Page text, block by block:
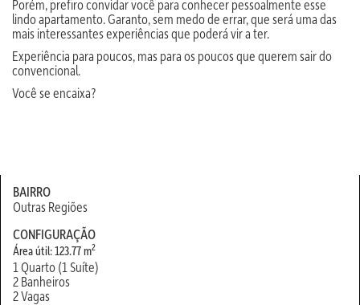
Porém, prefiro convidar você para conhecer pessoalmente esse
lindo apartamento. Garanto, sem medo de errar, que será uma das
mais interessantes experiências que poderá vir a ter.
Experiência para poucos, mas para os poucos que querem sair do
convencional.
Você se encaixa?
BAIRRO
Outras Regiões
CONFIGURAÇÃO
Área útil: 123.77 m2
1 Quarto (1 Suíte)
2 Banheiros
2 Vagas